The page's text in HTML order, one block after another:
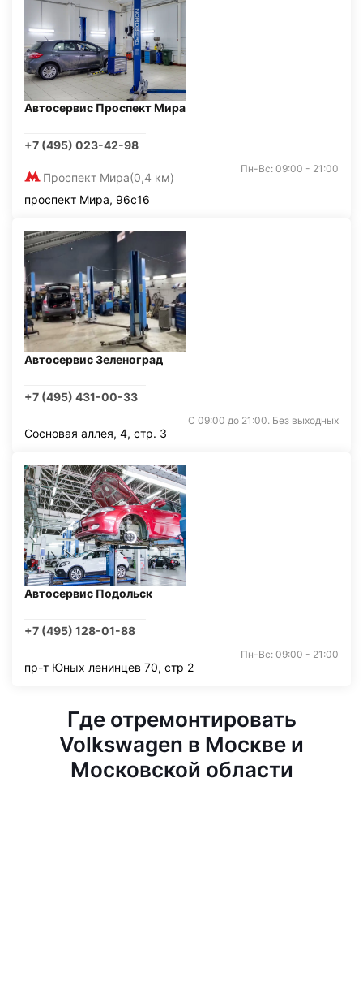
Автосервис Проспект Мира
+7 (495) 023-42-98
Проспект Мира(0,4 км)
Пн-Вс: 09:00 - 21:00
проспект Мира, 96с16
Автосервис Зеленоград
+7 (495) 431-00-33
С 09:00 до 21:00. Без выходных
Сосновая аллея, 4, стр. 3
Автосервис Подольск
+7 (495) 128-01-88
Пн-Вс: 09:00 - 21:00
пр-т Юных ленинцев 70, стр 2
Где отремонтировать
Volkswagen в Москве и
Московской области